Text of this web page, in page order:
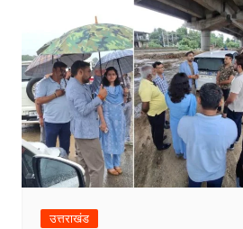
उत्तराखंड